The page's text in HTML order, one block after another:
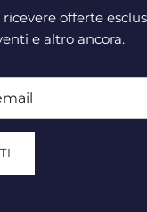
offerte
e altro ancora.